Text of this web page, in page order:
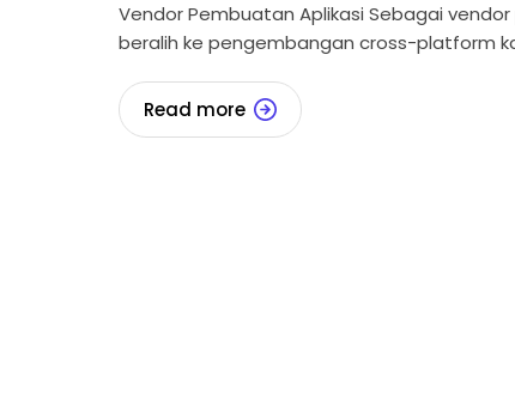
Vendor Pembuatan Aplikasi Sebagai
beralih ke pengembangan cross-platform
Read more